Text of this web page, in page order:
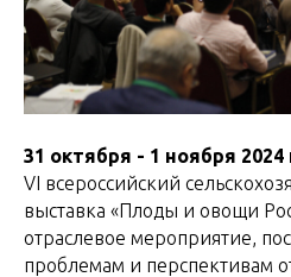
31 октября - 1 ноября 2024
VI всероссийский
выставка «Плоды и овощи
отраслевое мероприятие,
проблемам и перспективам